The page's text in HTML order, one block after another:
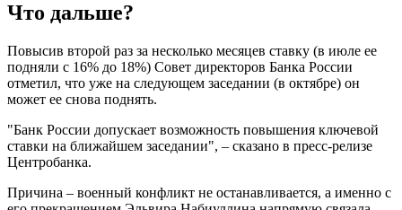
Что дальше?
Повысив второй раз за несколько месяцев ставку (в июле ее
подняли с 16% до 18%) Совет директоров Банка России
отметил, что уже на следующем заседании (в октябре) он
может ее снова поднять.
"Банк России допускает возможность повышения ключевой
ставки на ближайшем заседании", – сказано в пресс-релизе
Центробанка.
Причина – военный конфликт не останавливается, а именно с